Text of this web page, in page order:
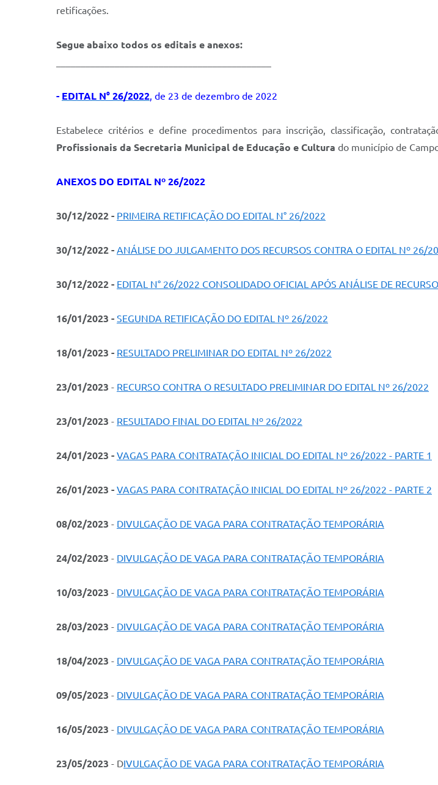
retificações.
Segue abaixo todos os editais e anexos:
- EDITAL N° 26/2022, de 23 de dezembro de 2022
Estabelece critérios e define procedimentos para inscrição, classificação,
Profissionais da Secretaria Municipal de Educação e Cultura do município de
ANEXOS DO EDITAL Nº 26/2022
30/12/2022 - PRIMEIRA RETIFICAÇÃO DO EDITAL N° 26/2022
30/12/2022 - ANÁLISE DO JULGAMENTO DOS RECURSOS CONTRA O EDITAL Nº 26/
30/12/2022 - EDITAL N° 26/2022 CONSOLIDADO OFICIAL APÓS ANÁLISE DE
16/01/2023 - SEGUNDA RETIFICAÇÃO DO EDITAL Nº 26/2022
18/01/2023 - RESULTADO PRELIMINAR DO EDITAL Nº 26/2022
23/01/2023 - RECURSO CONTRA O RESULTADO PRELIMINAR DO EDITAL Nº 26/2022
23/01/2023 - RESULTADO FINAL DO EDITAL Nº 26/2022
24/01/2023 - VAGAS PARA CONTRATAÇÃO INICIAL DO EDITAL Nº 26/2022 - PARTE 1
26/01/2023 - VAGAS PARA CONTRATAÇÃO INICIAL DO EDITAL Nº 26/2022 - PARTE 2
08/02/2023 - DIVULGAÇÃO DE VAGA PARA CONTRATAÇÃO TEMPORÁRIA
24/02/2023 - DIVULGAÇÃO DE VAGA PARA CONTRATAÇÃO TEMPORÁRIA
10/03/2023 - DIVULGAÇÃO DE VAGA PARA CONTRATAÇÃO TEMPORÁRIA
28/03/2023 - DIVULGAÇÃO DE VAGA PARA CONTRATAÇÃO TEMPORÁRIA
18/04/2023 - DIVULGAÇÃO DE VAGA PARA CONTRATAÇÃO TEMPORÁRIA
09/05/2023 - DIVULGAÇÃO DE VAGA PARA CONTRATAÇÃO TEMPORÁRIA
16/05/2023 - DIVULGAÇÃO DE VAGA PARA CONTRATAÇÃO TEMPORÁRIA
23/05/2023 - DIVULGAÇÃO DE VAGA PARA CONTRATAÇÃO TEMPORÁRIA